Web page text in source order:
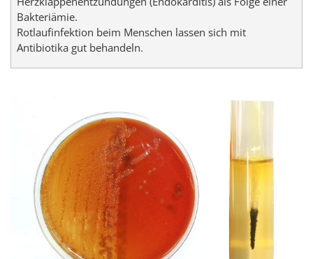
Bakteriämie.
Rotlaufinfektion beim Menschen lassen sich mit
Antibiotika gut behandeln.